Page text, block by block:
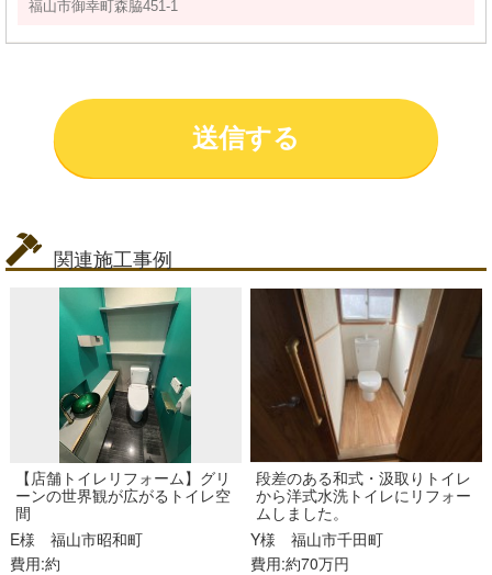
関連施工事例
【店舗トイレリフォーム】グリ
ーンの世界観が広がるトイレ空
間
E様福山市昭和町
費用:約
段差のある和式・汲取りトイレ
から洋式水洗トイレにリフォー
ムしました。
Y様福山市千田町
費用:約70万円